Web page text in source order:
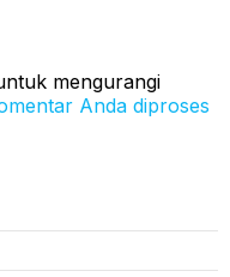
mengurangi
Anda diproses